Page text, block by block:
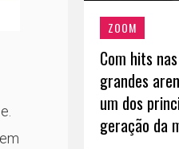
ZOOM
Com hits
grandes
um dos
geração da